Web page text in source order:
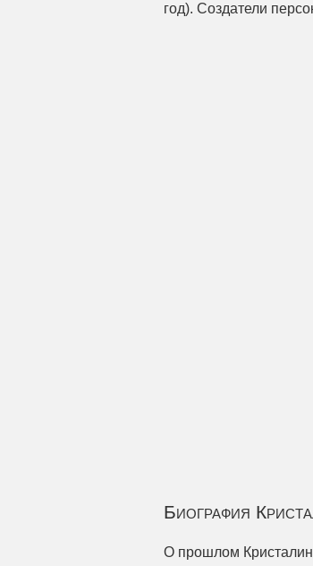
год). Создатели
Биография
О прошлом